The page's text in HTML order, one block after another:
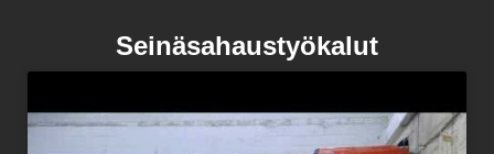
Seinäsahaustyökalut